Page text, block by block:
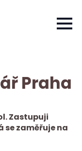
Praha
Zastupuji
se zaměřuje na